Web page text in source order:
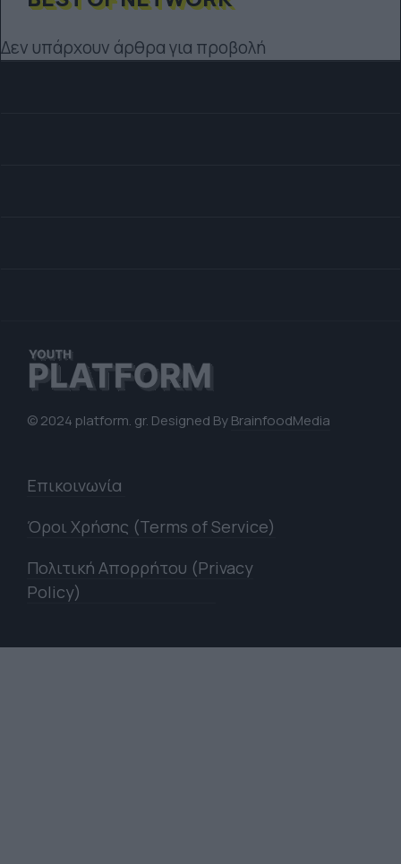
Δεν υπάρχουν άρθρα για προβολή
© 2024 platform. gr. Designed ByBrainfoodMedia
Επικοινωνία
Όροι Χρήσης (Terms of Service)
Πολιτική Απορρήτου (Privacy
Policy)